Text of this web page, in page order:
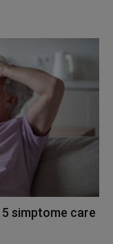
simptome care